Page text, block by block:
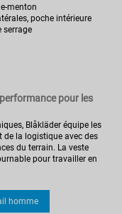
menton
poche intérieure
serrage
pour les
Blåkläder équipe les
de la logistique avec des
du terrain. La veste
pour travailler en
Classe 1.
homme